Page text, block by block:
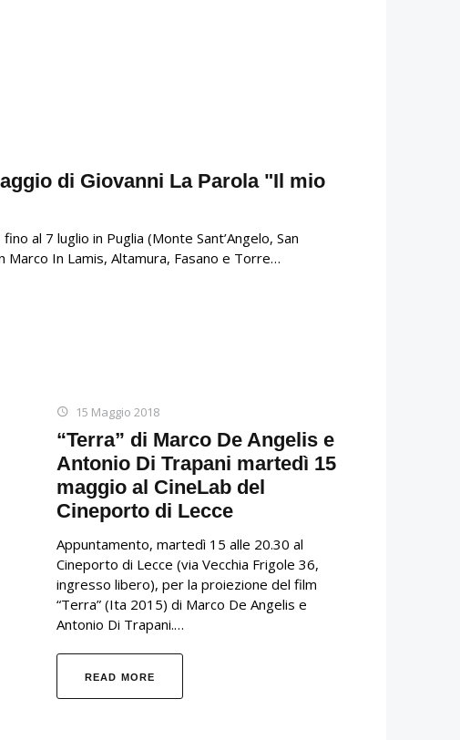
di Giovanni La Parola "Il mio
al 7 luglio in Puglia (Monte Sant’Angelo, San
Marco In Lamis, Altamura, Fasano e Torre…
15 Maggio 2018
“Terra” di Marco De Angelis e
Antonio Di Trapani martedì 15
maggio al CineLab del
Cineporto di Lecce
Appuntamento, martedì 15 alle 20.30 al
Cineporto di Lecce (via Vecchia Frigole 36,
ingresso libero), per la proiezione del film
“Terra” (Ita 2015) di Marco De Angelis e
Antonio Di Trapani.…
READ MORE